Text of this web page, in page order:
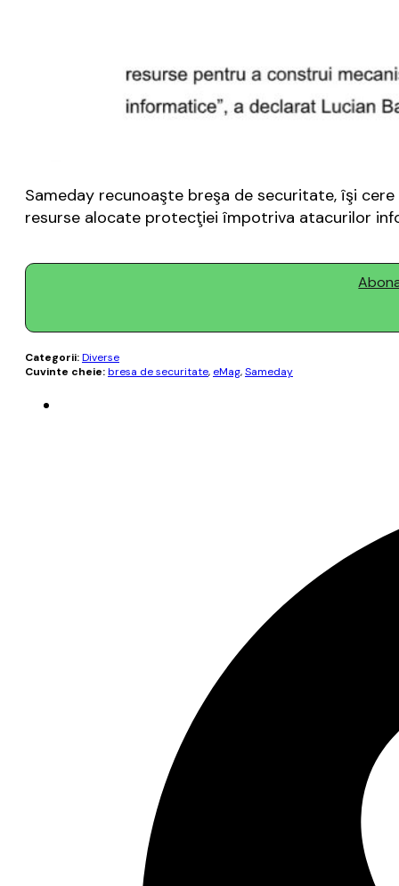
Sameday recunoaşte breşa de securitate, îşi
resurse alocate protecţiei împotriva atacurilor
Categorii:Diverse
Cuvinte cheie:bresa de securitate, eMag,Sameday